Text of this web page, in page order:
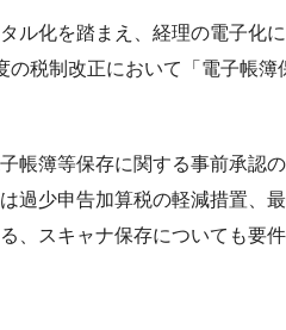
ル化を踏まえ、経理の電子化
の税制改正において「電子帳
帳簿等保存に関する事前承認
過少申告加算税の軽減措置、
、スキャナ保存についても要